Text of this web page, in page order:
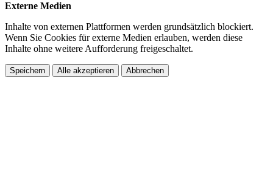
Externe Medien
Inhalte von externen Plattformen werden grundsätzlich blockiert.
Wenn Sie Cookies für externe Medien erlauben, werden diese
Inhalte ohne weitere Aufforderung freigeschaltet.
Speichern Alle akzeptieren Abbrechen